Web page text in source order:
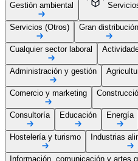
Gestión ambiental
Servicios (Otros) Gran distribución
Cualquier sector laboral
Administración y gestión
Comercio y marketing
Consultoría Educación Energía
Hostelería y turismo Industrias
Información, comunicación y artes